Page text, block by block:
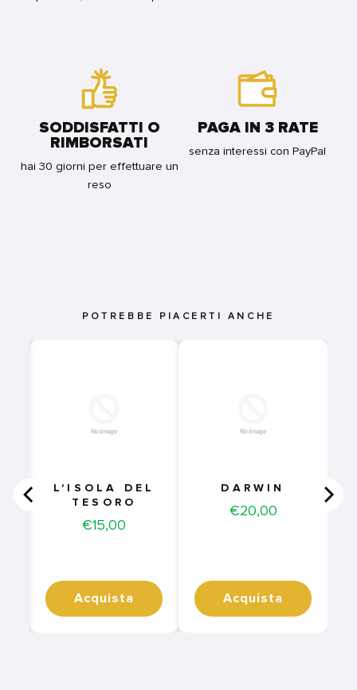
SODDISFATTI O
RIMBORSATI
hai 30 giorni per effettuare un
reso
PAGA IN 3 RATE
senza interessi con PayPal
POTREBBE PIACERTI ANCHE
L'ISOLA DEL
TESORO
Price
€15,00
Acquista
DARWIN
Price
€20,00
Acquista